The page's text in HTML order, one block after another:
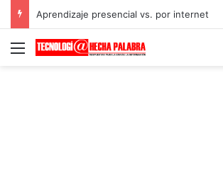
Aprendizaje presencial vs. por internet
Menú